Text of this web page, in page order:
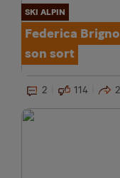
SKI ALPIN
Federica
son sort
2 114 2